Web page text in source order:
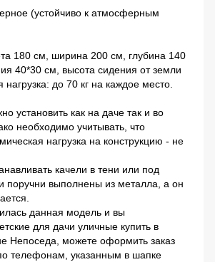
(устойчиво к атмосферным
180 см, ширина 200 см, глубина 140
40*30 см, высота сидения от земли
до 70 кг на каждое место.
установить как на даче так и во
необходимо учитывать, что
нагрузка на конструкцию - не
качели в тени или под
поручни выполнены из металла, а он
данная модель и вы
для дачи уличные купить в
Непоседа, можете оформить заказ
телефонам, указанным в шапке